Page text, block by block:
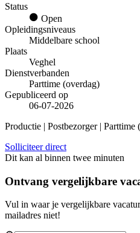
Status
Open
Opleidingsniveaus
Middelbare school
Plaats
Veghel
Dienstverbanden
Parttime (overdag)
Gepubliceerd op
06-07-2026
Productie | Postbezorger |
Solliciteer direct
Dit kan al binnen twee minuten
Ontvang vergelijkbare
Vul in waar je vergelijkbare
mailadres niet!